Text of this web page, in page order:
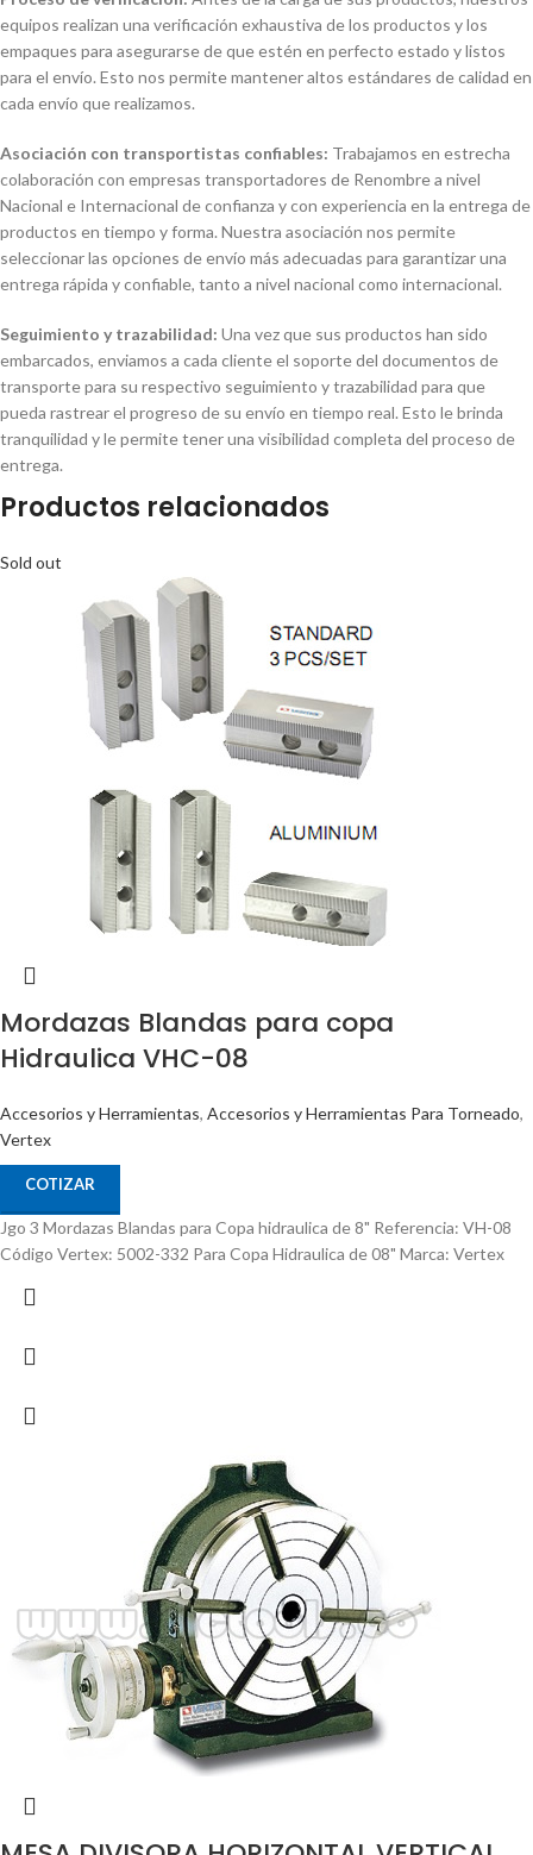
equipos realizan una verificación exhaustiva de los productos y los
empaques para asegurarse de que estén en perfecto estado y listos
para el envío. Esto nos permite mantener altos estándares de calidad en
cada envío que realizamos.
Asociación con transportistas confiables: Trabajamos en estrecha
colaboración con empresas transportadores de Renombre a nivel
Nacional e Internacional de confianza y con experiencia en la entrega de
productos en tiempo y forma. Nuestra asociación nos permite
seleccionar las opciones de envío más adecuadas para garantizar una
entrega rápida y confiable, tanto a nivel nacional como internacional.
Seguimiento y trazabilidad: Una vez que sus productos han sido
embarcados, enviamos a cada cliente el soporte del documentos de
transporte para su respectivo seguimiento y trazabilidad para que
pueda rastrear el progreso de su envío en tiempo real. Esto le brinda
tranquilidad y le permite tener una visibilidad completa del proceso de
entrega.
Productos relacionados
Sold out
Mordazas Blandas para copa
Hidraulica VHC-08
Accesorios y Herramientas, Accesorios y Herramientas Para Torneado,
Vertex
COTIZAR
Jgo 3 Mordazas Blandas para Copa hidraulica de 8" Referencia: VH-08
Código Vertex: 5002-332 Para Copa Hidraulica de 08" Marca: Vertex